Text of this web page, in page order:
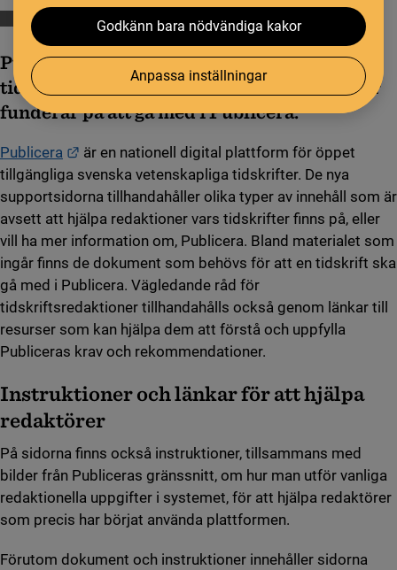
Godkänn bara nödvändiga kakor
Anpassa inställningar
Öppen vetenskapPublicera
Publiceras supportsidor är en ny resurs för
tidskriftsredaktioner som arbetar med eller
funderar på att gå med i Publicera.
Publicera Länk till annan webbplats.
är en nationell digital plattform för öppet
tillgängliga svenska vetenskapliga tidskrifter. De nya
supportsidorna tillhandahåller olika typer av innehåll som är
avsett att hjälpa redaktioner vars tidskrifter finns på, eller
vill ha mer information om, Publicera. Bland materialet som
ingår finns de dokument som behövs för att en tidskrift ska
gå med i Publicera. Vägledande råd för
tidskriftsredaktioner tillhandahålls också genom länkar till
resurser som kan hjälpa dem att förstå och uppfylla
Publiceras krav och rekommendationer.
Instruktioner och länkar för att hjälpa
redaktörer
På sidorna finns också instruktioner, tillsammans med
bilder från Publiceras gränssnitt, om hur man utför vanliga
redaktionella uppgifter i systemet, för att hjälpa redaktörer
som precis har börjat använda plattformen.
Förutom dokument och instruktioner innehåller sidorna